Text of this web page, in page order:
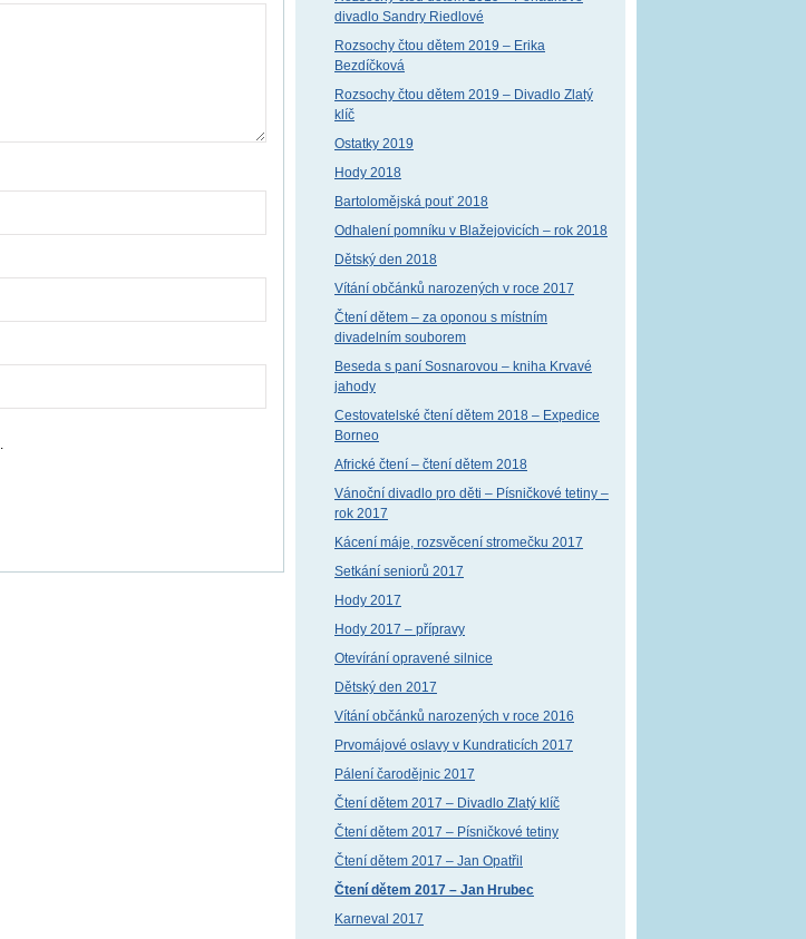
divadlo Sandry Riedlové
Rozsochy čtou dětem 2019 – Erika
Bezdíčková
Rozsochy čtou dětem 2019 – Divadlo Zlatý
klíč
Ostatky 2019
Hody 2018
Bartolomějská pouť 2018
Odhalení pomníku v Blažejovicích – rok 2018
Dětský den 2018
Vítání občánků narozených v roce 2017
Čtení dětem – za oponou s místním
divadelním souborem
Beseda s paní Sosnarovou – kniha Krvavé
jahody
Cestovatelské čtení dětem 2018 – Expedice
Borneo
Africké čtení – čtení dětem 2018
Vánoční divadlo pro děti – Písničkové tetiny –
rok 2017
Kácení máje, rozsvěcení stromečku 2017
Setkání seniorů 2017
Hody 2017
Hody 2017 – přípravy
Otevírání opravené silnice
Dětský den 2017
Vítání občánků narozených v roce 2016
Prvomájové oslavy v Kundraticích 2017
Pálení čarodějnic 2017
Čtení dětem 2017 – Divadlo Zlatý klíč
Čtení dětem 2017 – Písničkové tetiny
Čtení dětem 2017 – Jan Opatřil
Čtení dětem 2017 – Jan Hrubec
Karneval 2017